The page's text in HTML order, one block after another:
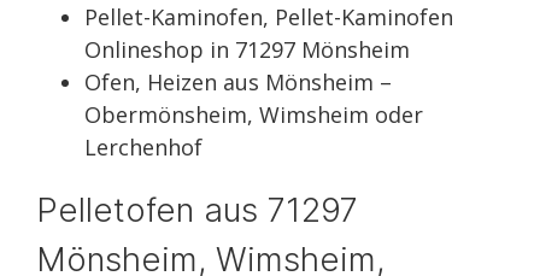
Pellet-Kaminofen, Pellet-Kaminofen
Onlineshop in 71297 Mönsheim
Ofen, Heizen aus Mönsheim –
Obermönsheim, Wimsheim oder
Lerchenhof
Pelletofen aus 71297
Mönsheim, Wimsheim,